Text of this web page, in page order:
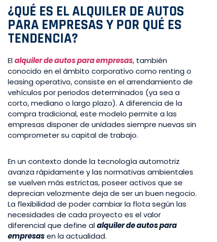
¿QUÉ ES EL ALQUILER DE AUTOS
PARA EMPRESAS Y POR QUÉ ES
TENDENCIA?
Elalquiler de autos para empresas, también
conocido en el ámbito corporativo como renting o
leasing operativo, consiste en el arrendamiento de
vehículos por periodos determinados (ya sea a
corto, mediano o largo plazo). A diferencia de la
compra tradicional, este modelo permite a las
empresas disponer de unidades siempre nuevas sin
comprometer su capital de trabajo.
En un contexto donde la tecnología automotriz
avanza rápidamente y las normativas ambientales
se vuelven más estrictas, poseer activos que se
deprecian velozmente deja de ser un buen negocio.
La flexibilidad de poder cambiar la flota según las
necesidades de cada proyecto es el valor
diferencial que define alalquiler de autos para
empresasen la actualidad.